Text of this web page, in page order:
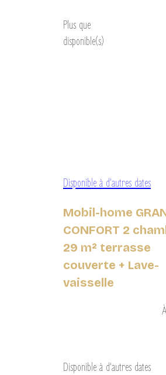
Plus que
disponible(s)
Disponible à d’autres dates
Mobil-home
CONFORT 2
29 m² terrasse
couverte + Lave-
vaisselle
Disponible à d’autres dates